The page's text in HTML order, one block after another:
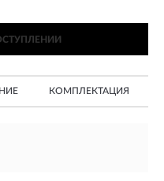
КОМПЛЕКТАЦИЯ